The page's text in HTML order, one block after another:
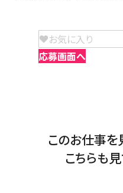
お気に入り
応募画面へ
このお仕事
こちらも見